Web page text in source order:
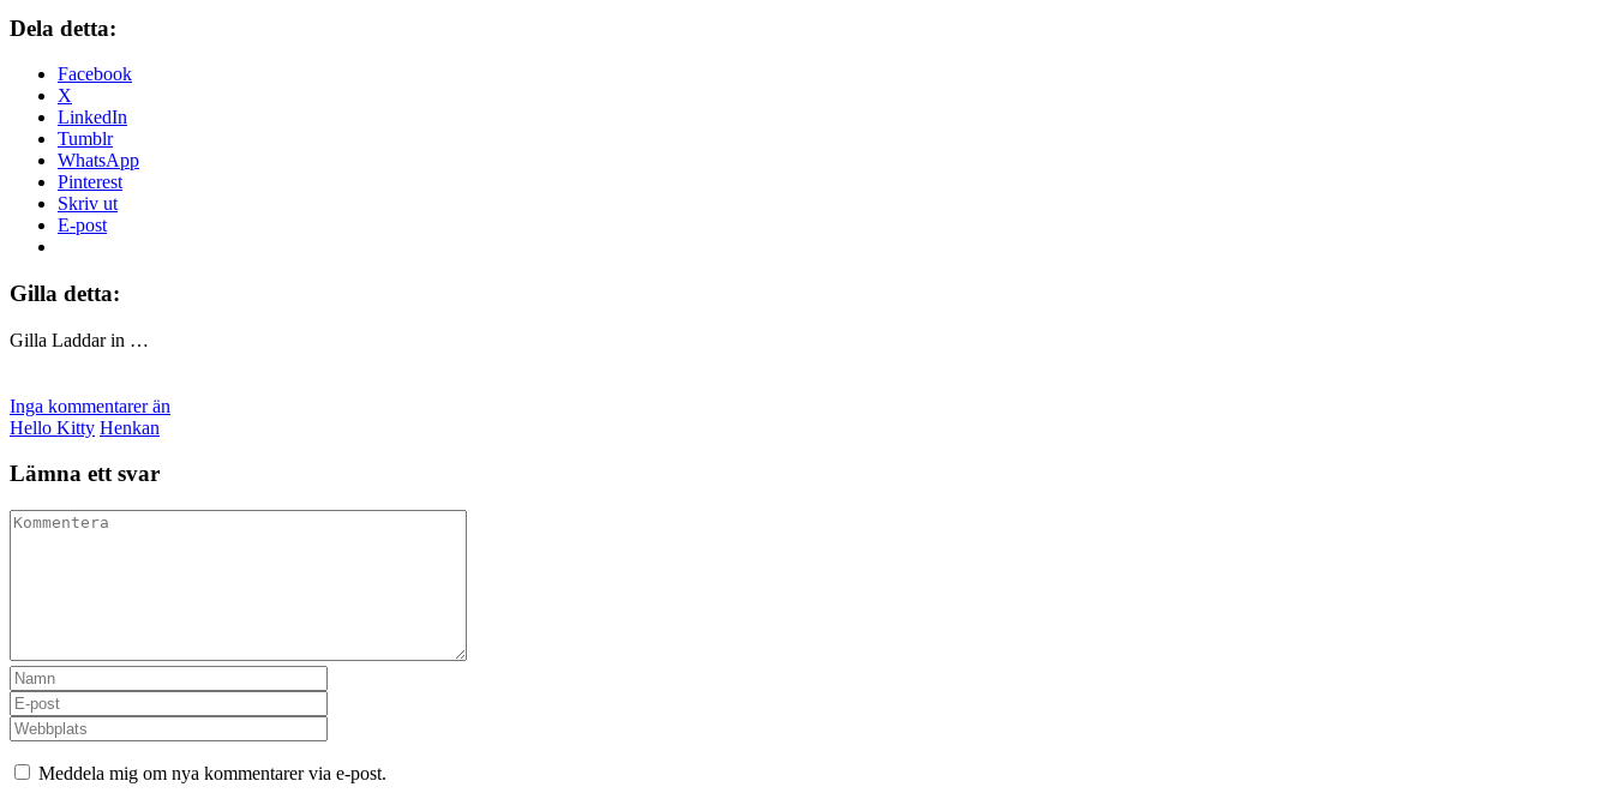
Dela detta:
Facebook
X
LinkedIn
Tumblr
WhatsApp
Pinterest
Skriv ut
E-post
Gilla detta:
Gilla Laddar in …
Inga kommentarer än
Hello Kitty Henkan
Lämna ett svar
Meddela mig om nya kommentarer via e-post.